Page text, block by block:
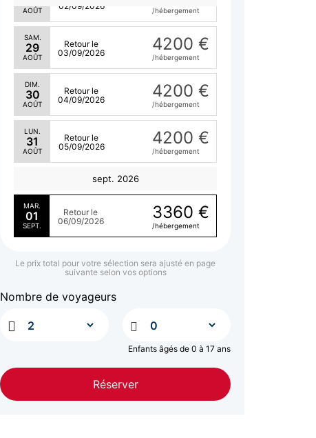
AOÛT /hébergement
02/09/2026
SAM.
29
AOÛT
4200 €
/hébergement
Retour le
03/09/2026
DIM.
30
AOÛT
4200 €
/hébergement
Retour le
04/09/2026
LUN.
31
AOÛT
4200 €
/hébergement
Retour le
05/09/2026
sept. 2026
MAR.
01
SEPT.
3360 €
/hébergement
Retour le
06/09/2026
Le prix total pour votre sélection sera ajusté en page
suivante selon vos options
Nombre de voyageurs
Enfants âgés de 0 à 17 ans
Réserver